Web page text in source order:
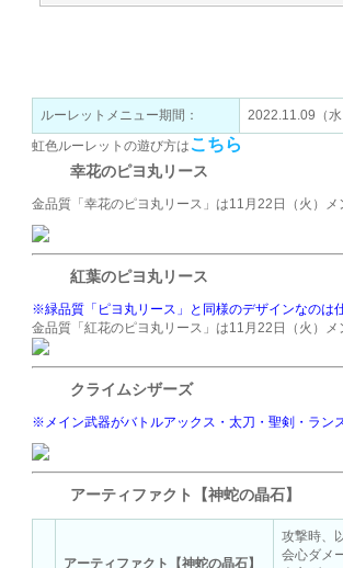
ルーレットメニュー期間：
2022.11.09（
虹色ルーレットの遊び方は こちら
幸花のピヨ丸リース
金品質「幸花のピヨ丸リース」は11月22日（火）
紅葉のピヨ丸リース
※緑品質「ピヨ丸リース」と同様のデザインなのは
金品質「紅花のピヨ丸リース」は11月22日（火）
クライムシザーズ
※メイン武器がバトルアックス・太刀・聖剣・ラン
アーティファクト【神蛇の晶石】
アーティファクト【神蛇の晶石】
攻撃時、
会心ダメ